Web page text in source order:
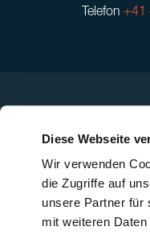
Diese Webseite
Wir verwenden
die Zugriffe auf
unsere Partner für
mit weiteren
Telefon +41